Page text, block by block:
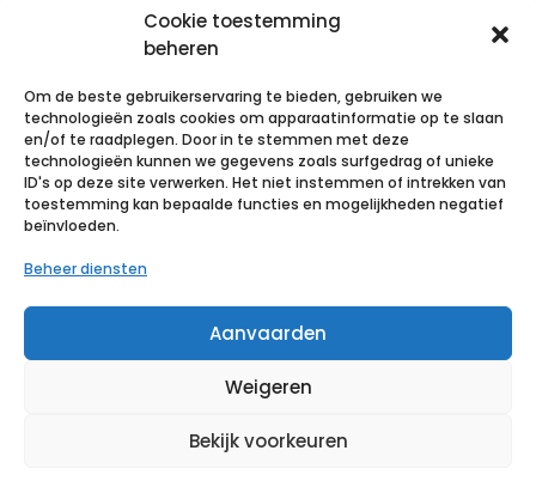
Cookie toestemming
beheren
Om de beste gebruikerservaring te bieden, gebruiken we
technologieën zoals cookies om apparaatinformatie op te slaan
en/of te raadplegen. Door in te stemmen met deze
technologieën kunnen we gegevens zoals surfgedrag of unieke
ID's op deze site verwerken. Het niet instemmen of intrekken van
toestemming kan bepaalde functies en mogelijkheden negatief
beïnvloeden.
Beheer diensten
Aanvaarden
Weigeren
Bekijk voorkeuren
Epaderm
Creme 50g
99400823
Voeg toe aan verlanglijst
Uriage
Bariederm
Kloven-barsten
Voeg toe aan verlanglijst